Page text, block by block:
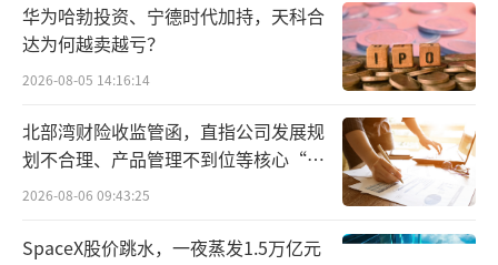
值得注意的是，2026年春节9天超长假期带
动旅游市场全面爆发，旅游住宿市场同步呈现
出“一线城市反向过年住宿火热、县城酒店订
单量翻倍、老年群体入住率大幅攀升、入境游
住宿需求持续增长”的多元特征。
反向过年直接带火一线城市住宿市场，其
华为哈勃投资、宁德时代加持，天科合
达为何越卖越亏？
2026-08-05 14:16:14
北部湾财险收监管函，直指公司发展规
划不合理、产品管理不到位等核心“痛
点”
2026-08-06 09:43:25
SpaceX股价跳水，一夜蒸发1.5万亿元